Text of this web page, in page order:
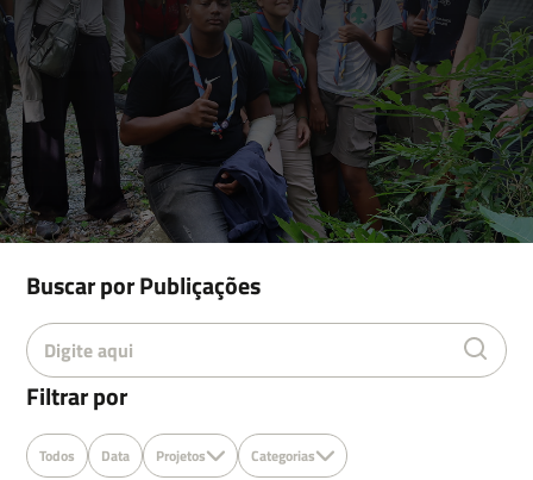
Filtrar por
Todos Data Projetos Categorias
Buscar por Publiçações
Nome
Sobrenome